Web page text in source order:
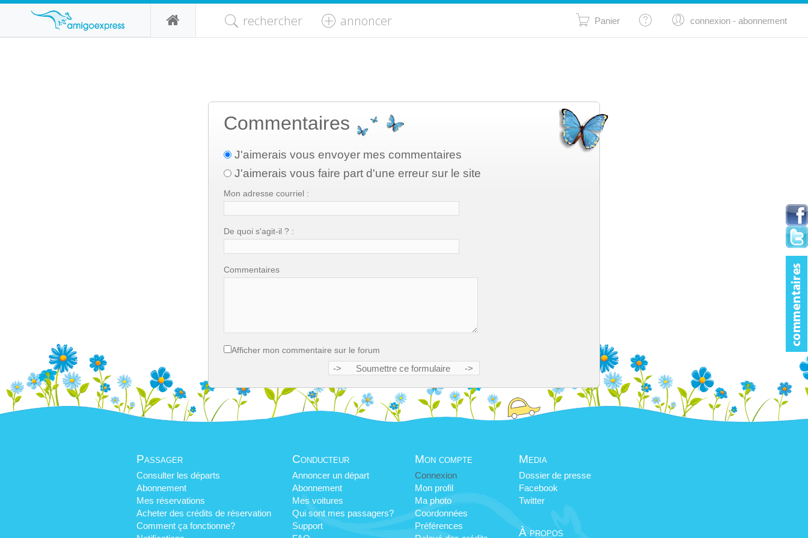
rechercher annoncer Panier connexion - abonnement
Commentaires
J'aimerais vous envoyer mes commentaires
J'aimerais vous faire part d'une erreur sur le site
Mon adresse courriel :
De quoi s'agit-il ? :
Commentaires
Afficher mon commentaire sur le forum
Passager
Consulter les départs
Abonnement
Mes réservations
Acheter des crédits de réservation
Comment ça fonctionne?
Conducteur
Annoncer un départ
Abonnement
Mes voitures
Qui sont mes passagers?
Support
Mon compte
Connexion
Mon profil
Ma photo
Coordonnées
Préférences
Media
Dossier de presse
Facebook
Twitter
À propos